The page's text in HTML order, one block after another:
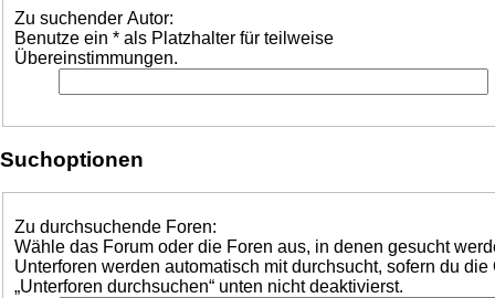
Zu suchender Autor:
Benutze ein * als Platzhalter für teilweise
Übereinstimmungen.
Suchoptionen
Zu durchsuchende Foren:
Wähle das Forum oder die Foren aus, in denen gesucht
Unterforen werden automatisch mit durchsucht, sofern du die
„Unterforen durchsuchen“ unten nicht deaktivierst.